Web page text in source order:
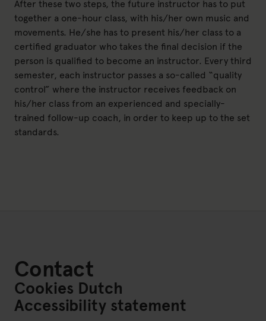
After these two steps, the future instructor has to put
together a one-hour class, with his/her own music and
movements. He/she has to present his/her class to a
certified graduator who takes the final decision if the
person is qualified to become an instructor. Every third
semester, each instructor passes a so-called “quality
control” where the instructor receives feedback on
his/her class from an experienced and specially-
trained follow-up coach, in order to keep up to the set
standards.
Contact
Cookies Dutch
Accessibility statement